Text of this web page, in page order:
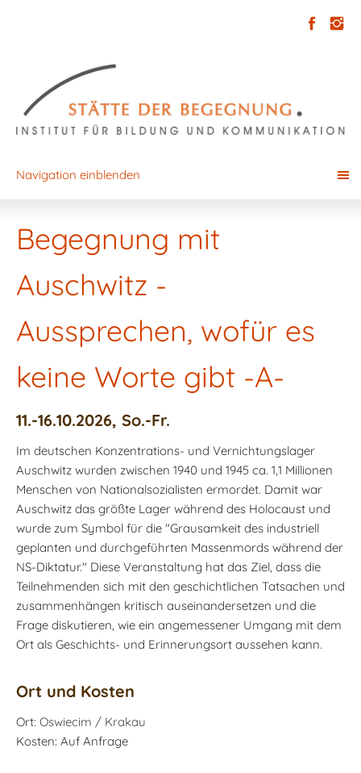
Navigation einblenden
Begegnung mit
Auschwitz -
Aussprechen, wofür es
keine Worte gibt -A-
11.-16.10.2026, So.-Fr.
Im deutschen Konzentrations- und Vernichtungslager
Auschwitz wurden zwischen 1940 und 1945 ca. 1,1 Millionen
Menschen von Nationalsozialisten ermordet. Damit war
Auschwitz das größte Lager während des Holocaust und
wurde zum Symbol für die "Grausamkeit des industriell
geplanten und durchgeführten Massenmords während der
NS-Diktatur." Diese Veranstaltung hat das Ziel, dass die
Teilnehmenden sich mit den geschichtlichen Tatsachen und
zusammenhängen kritisch auseinandersetzen und die
Frage diskutieren, wie ein angemessener Umgang mit dem
Ort als Geschichts- und Erinnerungsort aussehen kann.
Ort und Kosten
Ort: Oswiecim / Krakau
Kosten: Auf Anfrage